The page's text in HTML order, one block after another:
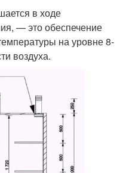
в ходе
— это обеспечение
на уровне 8-
воздуха.